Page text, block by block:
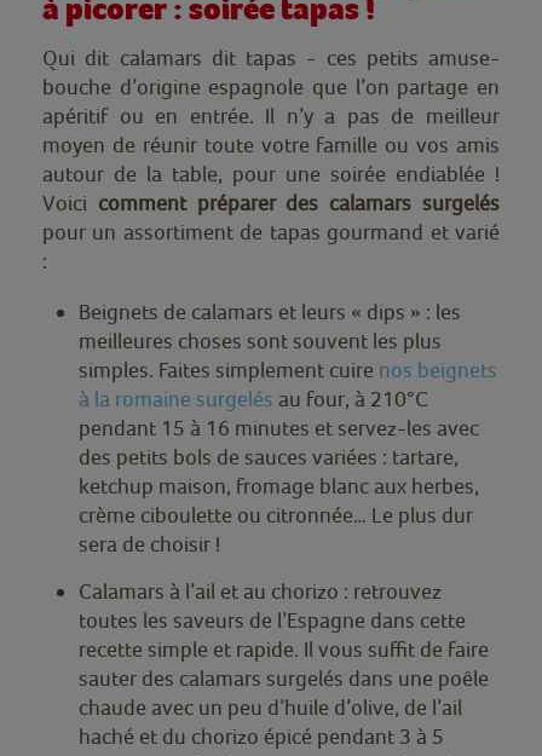
à picorer : soirée tapas !
Qui dit calamars dit tapas - ces petits amuse-
bouche d’origine espagnole que l’on partage en
apéritif ou en entrée. Il n’y a pas de meilleur
moyen de réunir toute votre famille ou vos amis
autour de la table, pour une soirée endiablée !
Voici comment préparer des calamars surgelés
pour un assortiment de tapas gourmand et varié
:
Beignets de calamars et leurs « dips » : les
meilleures choses sont souvent les plus
simples. Faites simplement cuire nos beignets
à la romaine surgelés au four, à 210°C
pendant 15 à 16 minutes et servez-les avec
des petits bols de sauces variées : tartare,
ketchup maison, fromage blanc aux herbes,
crème ciboulette ou citronnée… Le plus dur
sera de choisir !
Calamars à l’ail et au chorizo : retrouvez
toutes les saveurs de l’Espagne dans cette
recette simple et rapide. Il vous suffit de faire
sauter des calamars surgelés dans une poêle
chaude avec un peu d’huile d’olive, de l’ail
haché et du chorizo épicé pendant 3 à 5